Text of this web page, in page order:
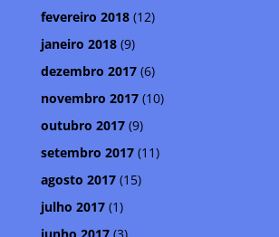
fevereiro 2018(12)
janeiro 2018(9)
dezembro 2017(6)
novembro 2017(10)
outubro 2017(9)
setembro 2017(11)
agosto 2017(15)
julho 2017(1)